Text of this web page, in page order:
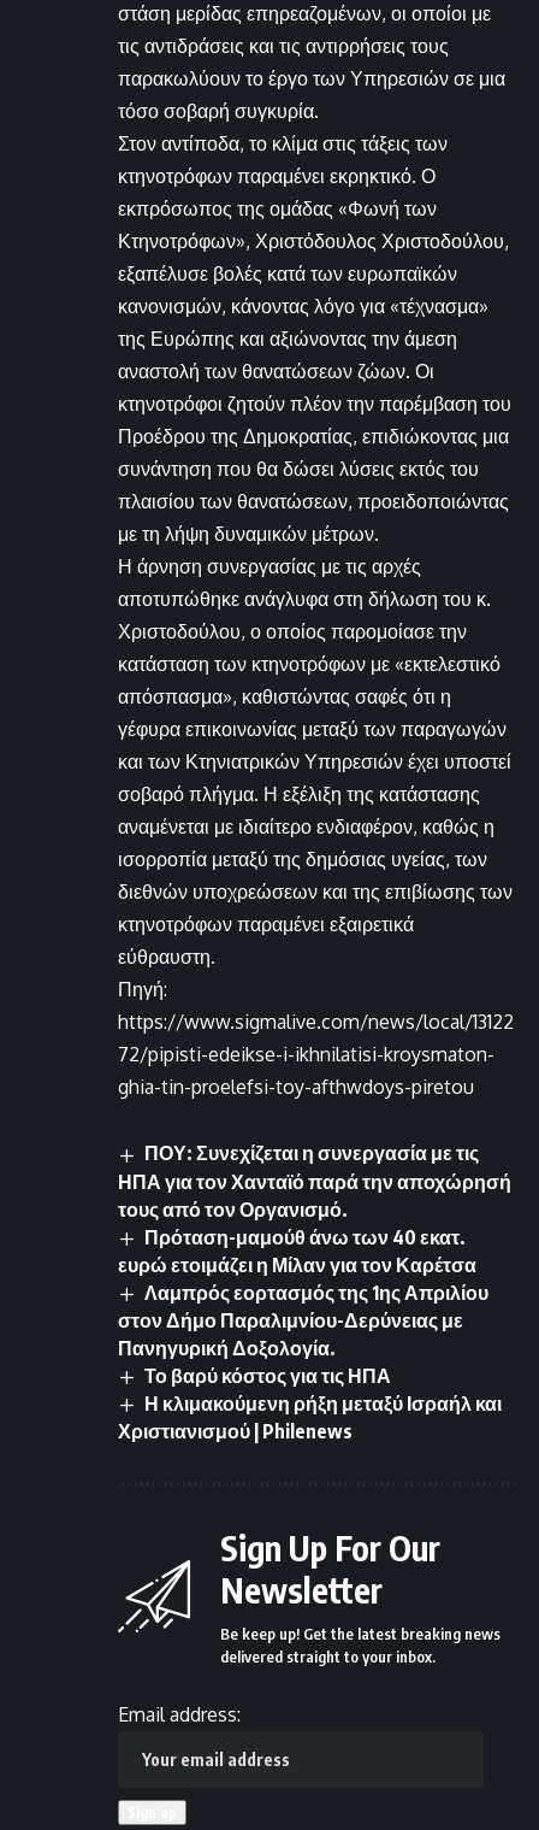
στάση μερίδας επηρεαζομένων, οι οποίοι με
τις αντιδράσεις και τις αντιρρήσεις τους
παρακωλύουν το έργο των Υπηρεσιών σε μια
τόσο σοβαρή συγκυρία.
Στον αντίποδα, το κλίμα στις τάξεις των
κτηνοτρόφων παραμένει εκρηκτικό. Ο
εκπρόσωπος της ομάδας «Φωνή των
Κτηνοτρόφων», Χριστόδουλος Χριστοδούλου,
εξαπέλυσε βολές κατά των ευρωπαϊκών
κανονισμών, κάνοντας λόγο για «τέχνασμα»
της Ευρώπης και αξιώνοντας την άμεση
αναστολή των θανατώσεων ζώων. Οι
κτηνοτρόφοι ζητούν πλέον την παρέμβαση του
Προέδρου της Δημοκρατίας, επιδιώκοντας μια
συνάντηση που θα δώσει λύσεις εκτός του
πλαισίου των θανατώσεων, προειδοποιώντας
με τη λήψη δυναμικών μέτρων.
Η άρνηση συνεργασίας με τις αρχές
αποτυπώθηκε ανάγλυφα στη δήλωση του κ.
Χριστοδούλου, ο οποίος παρομοίασε την
κατάσταση των κτηνοτρόφων με «εκτελεστικό
απόσπασμα», καθιστώντας σαφές ότι η
γέφυρα επικοινωνίας μεταξύ των παραγωγών
και των Κτηνιατρικών Υπηρεσιών έχει υποστεί
σοβαρό πλήγμα. Η εξέλιξη της κατάστασης
αναμένεται με ιδιαίτερο ενδιαφέρον, καθώς η
ισορροπία μεταξύ της δημόσιας υγείας, των
διεθνών υποχρεώσεων και της επιβίωσης των
κτηνοτρόφων παραμένει εξαιρετικά
εύθραυστη.
Πηγή:
https://www.sigmalive.com/news/local/13122
72/pipisti-edeikse-i-ikhnilatisi-kroysmaton-
ghia-tin-proelefsi-toy-afthwdoys-piretou
ΠΟΥ: Συνεχίζεται η συνεργασία με τις
ΗΠΑ για τον Χανταϊό παρά την αποχώρησή
τους από τον Οργανισμό.
Πρόταση-μαμούθ άνω των 40 εκατ.
ευρώ ετοιμάζει η Μίλαν για τον Καρέτσα
Λαμπρός εορτασμός της 1ης Απριλίου
στον Δήμο Παραλιμνίου-Δερύνειας με
Πανηγυρική Δοξολογία.
Το βαρύ κόστος για τις ΗΠΑ
Η κλιμακούμενη ρήξη μεταξύ Ισραήλ και
Χριστιανισμού | Philenews
Sign Up For Our
Newsletter
Be keep up! Get the latest breaking news
delivered straight to your inbox.
Email address: